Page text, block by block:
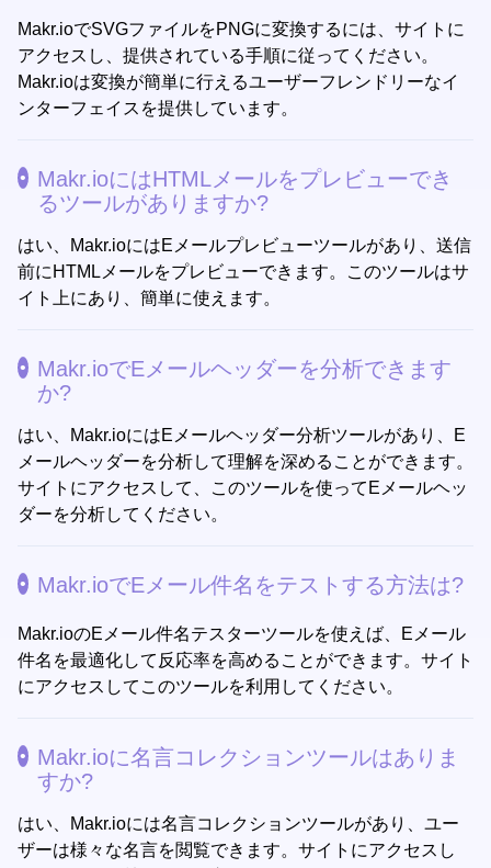
Makr.ioでSVGファイルをPNGに変換するには、サイトに
アクセスし、提供されている手順に従ってください。
Makr.ioは変換が簡単に行えるユーザーフレンドリーなイ
ンターフェイスを提供しています。
Makr.ioにはHTMLメールをプレビューでき
るツールがありますか?
はい、Makr.ioにはEメールプレビューツールがあり、送信
前にHTMLメールをプレビューできます。このツールはサ
イト上にあり、簡単に使えます。
Makr.ioでEメールヘッダーを分析できます
か?
はい、Makr.ioにはEメールヘッダー分析ツールがあり、E
メールヘッダーを分析して理解を深めることができます。
サイトにアクセスして、このツールを使ってEメールヘッ
ダーを分析してください。
Makr.ioでEメール件名をテストする方法は?
Makr.ioのEメール件名テスターツールを使えば、Eメール
件名を最適化して反応率を高めることができます。サイト
にアクセスしてこのツールを利用してください。
Makr.ioに名言コレクションツールはありま
すか?
はい、Makr.ioには名言コレクションツールがあり、ユー
ザーは様々な名言を閲覧できます。サイトにアクセスし